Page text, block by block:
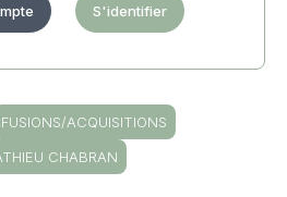
S'identifier
FUSIONS/ACQUISITIONS
CHABRAN